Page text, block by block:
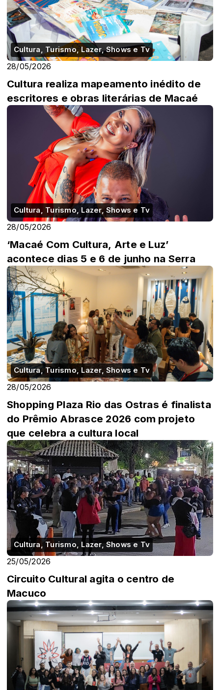
Cultura, Turismo, Lazer, Shows e Tv
28/05/2026
Cultura realiza mapeamento inédito de
escritores e obras literárias de Macaé
Cultura, Turismo, Lazer, Shows e Tv
28/05/2026
‘Macaé Com Cultura, Arte e Luz’
acontece dias 5 e 6 de junho na Serra
Cultura, Turismo, Lazer, Shows e Tv
28/05/2026
Shopping Plaza Rio das Ostras é finalista
do Prêmio Abrasce 2026 com projeto
que celebra a cultura local
Cultura, Turismo, Lazer, Shows e Tv
25/05/2026
Circuito Cultural agita o centro de
Macuco